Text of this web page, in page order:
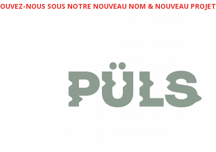
NOUS SOUS NOTRE NOUVEAU NOM & NOUVEAU PROJET